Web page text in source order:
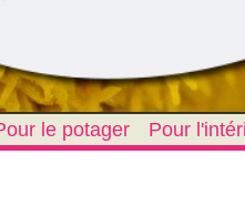
le potager Pour